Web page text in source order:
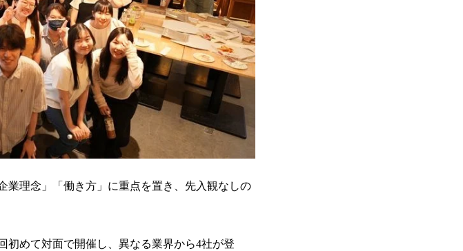
業理念」「働き方」に重点を置き、先入観なしの
初めて対面で開催し、異なる業界から4社が登